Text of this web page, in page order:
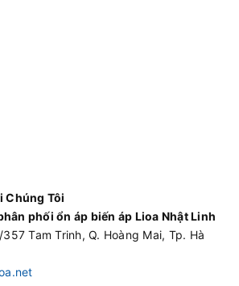
Chúng Tôi
phối ổn áp biến áp Lioa Nhật Linh
357 Tam Trinh, Q. Hoàng Mai, Tp. Hà